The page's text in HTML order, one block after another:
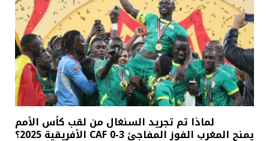
لماذا تم تجريد السنغال من لقب كأس الأمم
الأفريقية 2025؟ CAF يمنح المغرب الفوز المفاجئ 3-0